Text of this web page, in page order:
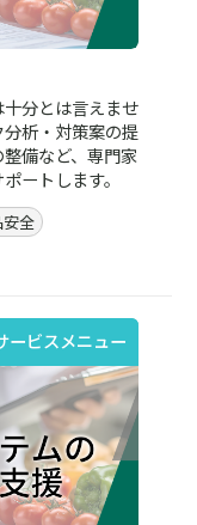
分とは言えませ
析・対策案の提
備など、専門家
ートします。
全
ービスメニュー